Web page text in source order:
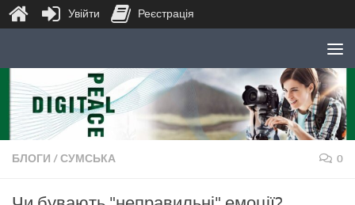
Skip to content
БЛОГИ /СУМСЬКА 0
Увійти Реєстрація